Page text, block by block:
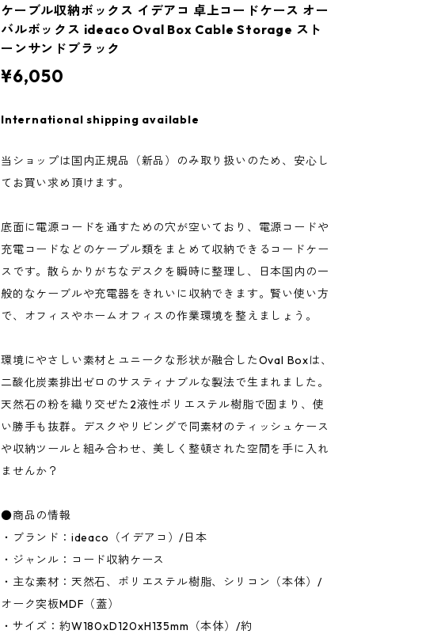
ケーブル収納ボックス イデアコ 卓上コードケース オー
バルボックス ideaco Oval Box Cable Storage スト
ーンサンドブラック
¥6,050
International shipping available
当ショップは国内正規品（新品）のみ取り扱いのため、安心し
てお買い求め頂けます。
底面に電源コードを通すための穴が空いており、電源コードや
充電コードなどのケーブル類をまとめて収納できるコードケー
スです。散らかりがちなデスクを瞬時に整理し、日本国内の一
般的なケーブルや充電器をきれいに収納できます。賢い使い方
で、オフィスやホームオフィスの作業環境を整えましょう。
環境にやさしい素材とユニークな形状が融合したOval Boxは、
二酸化炭素排出ゼロのサスティナブルな製法で生まれました。
天然石の粉を織り交ぜた2液性ポリエステル樹脂で固まり、使
い勝手も抜群。デスクやリビングで同素材のティッシュケース
や収納ツールと組み合わせ、美しく整頓された空間を手に入れ
ませんか？
●商品の情報
・ブランド：ideaco（イデアコ）/日本
・ジャンル：コード収納ケース
・主な素材：天然石、ポリエステル樹脂、シリコン（本体）/
オーク突板MDF（蓋）
・サイズ：約W180xD120xH135mm（本体）/約